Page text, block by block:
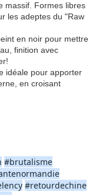
massif. Formes libres
les adeptes du "Raw
en noir pour mettre
finition avec
idéale pour apporter
en croisant
#brutalisme
#retourdechine